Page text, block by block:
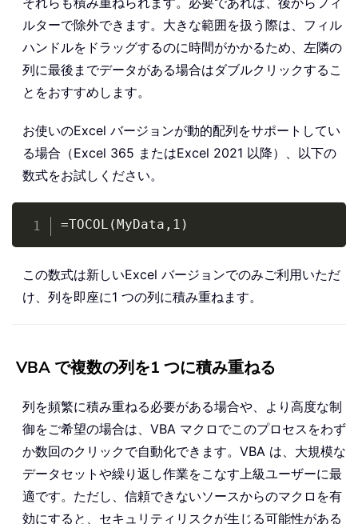
ルターで除外できます。大きな範囲を扱う際は、フィル
ハンドルをドラッグするのに時間がかかるため、左隣の
列に最後までデータがある場合はダブルクリックするこ
とをおすすめします。
お使いのExcel バージョンが動的配列をサポートしてい
る場合（Excel 365 またはExcel 2021 以降）、以下の
数式をお試しください。
=TOCOL(MyData,1)
この数式は新しいExcel バージョンでのみご利用いただ
け、列を即座に1 つの列に積み重ねます。
VBA で複数の列を1 つに積み重ねる
列を頻繁に積み重ねる必要がある場合や、より高度な制
御をご希望の場合は、VBA マクロでこのプロセスをわず
か数回のクリックで自動化できます。VBA は、大規模な
データセットや繰り返し作業をこなす上級ユーザーに最
適です。ただし、信頼できないソースからのマクロを有
効にすると、セキュリティリスクが生じる可能性がある